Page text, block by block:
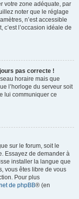
votre zone adéquate, par
noter que le réglage
n’est accessible
c’est l’occasion idéale de
pas correcte !
horaire mais que
l’horloge du serveur soit
lui communiquer ce
sur le forum, soit le
Essayez de demander à
installer la langue que
vous êtes libre de vous
Pour plus
de phpBB® (en